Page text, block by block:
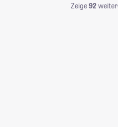
Zeige92